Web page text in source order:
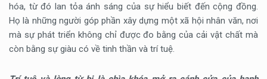
hóa, từ đó lan tỏa ánh sáng của sự hiểu biết đến cộng đồng.
Họ là những người góp phần xây dựng một xã hội nhân văn, nơi
mà sự phát triển không chỉ được đo bằng của cải vật chất mà
còn bằng sự giàu có về tinh thần và trí tuệ.